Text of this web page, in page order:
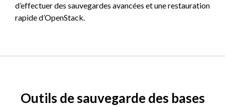
d’effectuer des sauvegardes avancées et une restauration
rapide d’OpenStack.
Outils de sauvegarde des bases